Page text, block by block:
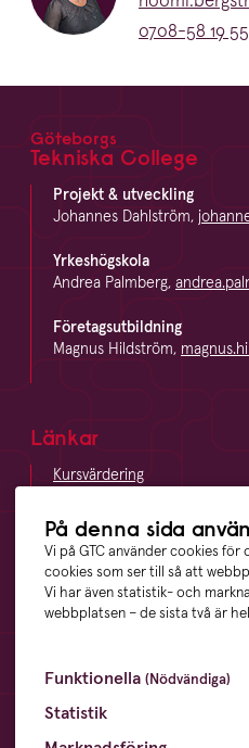
På denna sida
Vi på GTC använder cookies för
cookies som ser till så att
Vi har även statistik- och
webbplatsen – de sista två är
Funktionella (Nödvändiga)
Statistik
Telefon:
0708-58 19 55
Footer
Göteborgs
Tekniska College
Projekt & utveckling
Johannes Dahlström,
Yrkeshögskola
Andrea Palmberg,
Företagsutbildning
Magnus Hildström,
Länkar
Kursvärdering
Vägbeskrivning
Visselblåsning
Våra ägare